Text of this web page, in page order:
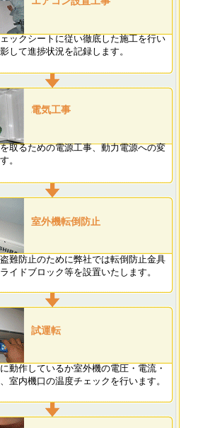
ックシートに従い徹底した施工を行い
して進捗状況を記録します。
電気工事
取るための電源工事、動力電源への変
す。
室外機転倒防止
難防止のために弊社では転倒防止金具
イドブロック等を設置いたします。
試運転
動作しているか室外機の電圧・電流・
室内機口の温度チェックを行います。